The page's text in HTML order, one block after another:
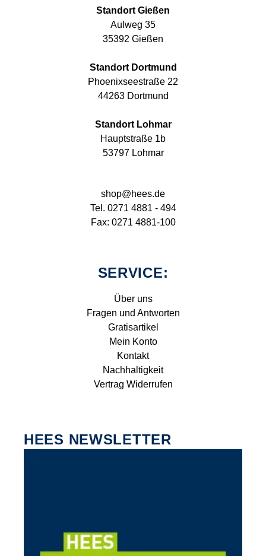
Standort Gießen
Aulweg 35
35392 Gießen
Standort Dortmund
Phoenixseestraße 22
44263 Dortmund
Standort Lohmar
Hauptstraße 1b
53797 Lohmar
shop@hees.de
Tel. 0271 4881 - 494
Fax: 0271 4881-100
SERVICE:
Über uns
Fragen und Antworten
Gratisartikel
Mein Konto
Kontakt
Nachhaltigkeit
Vertrag Widerrufen
HEES NEWSLETTER